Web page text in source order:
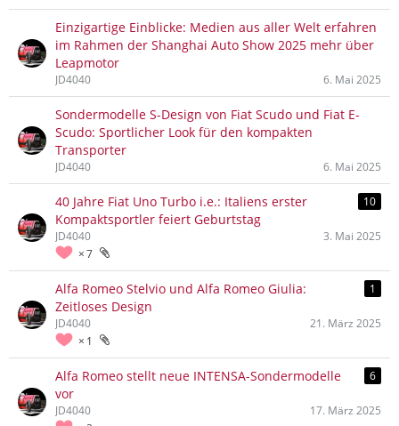
Einzigartige Einblicke: Medien aus aller Welt erfahren
im Rahmen der Shanghai Auto Show 2025 mehr über
Leapmotor
JD4040 6. Mai 2025
Sondermodelle S-Design von Fiat Scudo und Fiat E-
Scudo: Sportlicher Look für den kompakten
Transporter
JD4040 6. Mai 2025
40 Jahre Fiat Uno Turbo i.e.: Italiens erster
Kompaktsportler feiert Geburtstag
10
7
JD4040 3. Mai 2025
Alfa Romeo Stelvio und Alfa Romeo Giulia:
Zeitloses Design
1
1
JD4040 21. März 2025
Alfa Romeo stellt neue INTENSA-Sondermodelle
vor
6
JD4040 17. März 2025